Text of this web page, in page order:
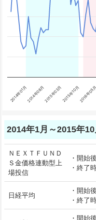
2014年01月2014年08月2015年03月2015年10月2016年05月
2014年1月～2015年
ＮＥＸＴＦＵＮＤ
Ｓ金価格連動型上
場投信
・開始
・終了
日経平均
・開始
・終了
・開始